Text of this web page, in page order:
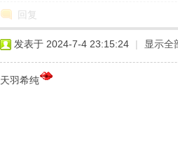
回复
发表于 2024-7-4 23:15:24 | 显示全
天羽希纯